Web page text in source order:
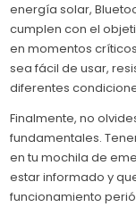
energía solar,
cumplen con el
en momentos
sea fácil de usar,
diferentes
Finalmente, no
fundamentales.
en tu mochila de
estar informado y
funcionamiento